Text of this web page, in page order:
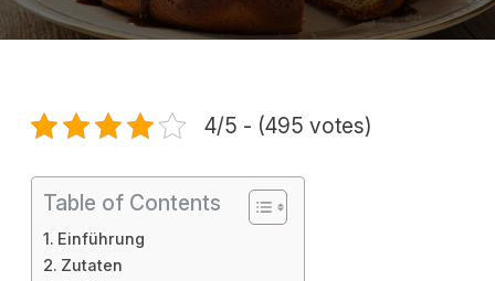
4/5 - (495 votes)
Table of Contents
Einführung
Zutaten